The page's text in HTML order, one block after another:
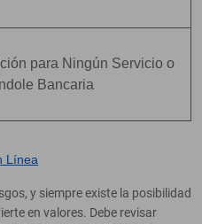
para Ningún Servicio o
Bancaria
Línea
y siempre existe la posibilidad
en valores. Debe revisar